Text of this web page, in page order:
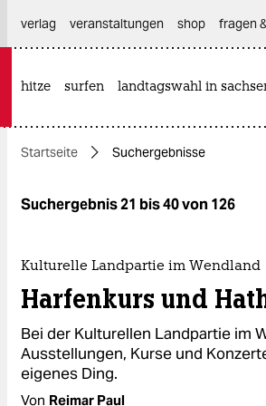
themen
politik
gesellschaft
kultur
sport
verlag
veranstaltungen shop fragen
hitze surfen landtagswahl in
Startseite Suchergebnisse
Suchergebnis 21 bis 40 von 126
Kulturelle Landpartie im Wendland
Harfenkurs und
Bei der Kulturellen Landpartie im
Ausstellungen, Kurse und
eigenes Ding.
Von Reimar Paul